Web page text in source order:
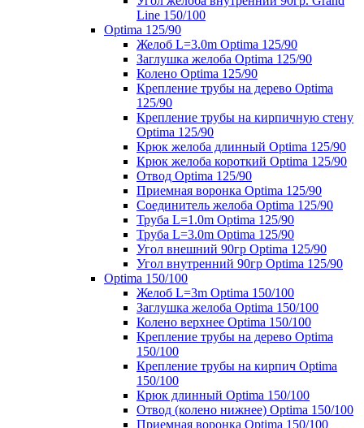
Line 150/100
Optima 125/90
Желоб L=3.0m Optima 125/90
Заглушка желоба Optima 125/90
Колено Optima 125/90
Крепление трубы на дерево Optima
125/90
Крепление трубы на кирпичную стену
Optima 125/90
Крюк желоба длинный Optima 125/90
Крюк желоба короткий Optima 125/90
Отвод Optima 125/90
Приемная воронка Optima 125/90
Соединитель желоба Optima 125/90
Труба L=1.0m Optima 125/90
Труба L=3.0m Optima 125/90
Угол внешний 90гр Optima 125/90
Угол внутренний 90гр Optima 125/90
Optima 150/100
Желоб L=3m Optima 150/100
Заглушка желоба Optima 150/100
Колено верхнее Optima 150/100
Крепление трубы на дерево Optima
150/100
Крепление трубы на кирпич Optima
150/100
Крюк длинный Optima 150/100
Отвод (колено нижнее) Optima 150/100
Приемная воронка Optima 150/100